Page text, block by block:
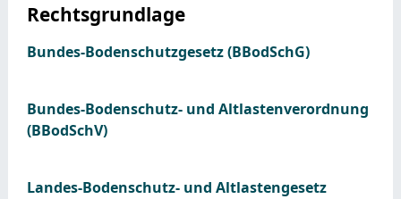
Rechtsgrundlage
Bundes-Bodenschutzgesetz (BBodSchG)
Bundes-Bodenschutz- und Altlastenverordnung
(BBodSchV)
Landes-Bodenschutz- und Altlastengesetz